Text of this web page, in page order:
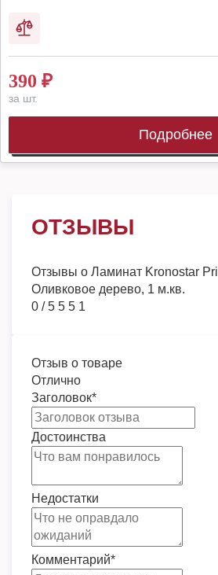
390 ₽
за шт.
Подробнее
ОТЗЫВЫ
Отзывы о Ламинат Kronostar
Оливковое дерево, 1 м.кв.
0 /5 5 5 1
Отзыв о товаре
Отлично
Заголовок*
Достоинства
Недостатки
Комментарий*